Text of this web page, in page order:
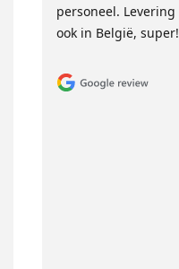
personeel. Levering
ook in België, super!